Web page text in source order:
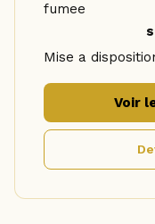
fumee
Mise a
Voir